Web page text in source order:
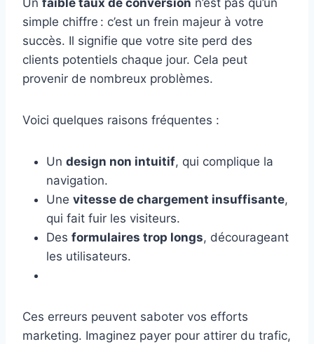
Un faible taux de conversion n’est pas qu’un
simple chiffre : c’est un frein majeur à votre
succès. Il signifie que votre site perd des
clients potentiels chaque jour. Cela peut
provenir de nombreux problèmes.
Voici quelques raisons fréquentes :
Un design non intuitif, qui complique la
navigation.
Une vitesse de chargement insuffisante,
qui fait fuir les visiteurs.
Des formulaires trop longs, décourageant
les utilisateurs.
Ces erreurs peuvent saboter vos efforts
marketing. Imaginez payer pour attirer du trafic,